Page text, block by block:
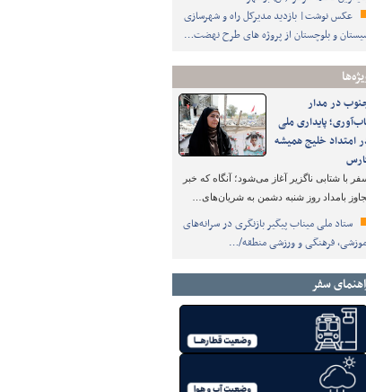
عکس نوشت| بازدید مدیرکل راه و شهرسازی
و بلوچستان از پروژه های طرح نهضت…
در مدار
پایداری ملی
امتداد خلیج همیشه
با شتابی ناگزیر آغاز می‌شود؛ آنگاه که خبر
بامداد روز شنبه دشمن به شریان‌های…
ستاد ملی میناب پیگیر بازنگری در سرانه‌های
فرهنگی و ورزشی منطقه/…
سفر